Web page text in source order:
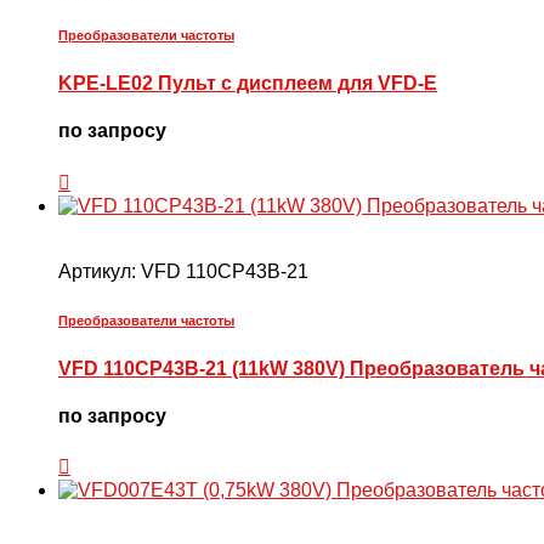
Преобразователи частоты
KPE-LE02 Пульт с дисплеем для VFD-E
по запросу
Артикул: VFD 110CP43B-21
Преобразователи частоты
VFD 110CP43B-21 (11kW 380V) Преобразователь
по запросу